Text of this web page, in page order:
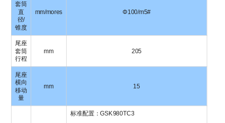
套筒
直
径/
锥度
mm/mores Φ100/m5#
尾座
套筒
行程
mm 205
尾座
横向
移动
量
mm 15
标准配置：GSK980TC3